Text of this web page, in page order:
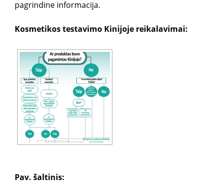
pagrindine informacija.
Kosmetikos testavimo Kinijoje reikalavimai:
Pav. šaltinis: